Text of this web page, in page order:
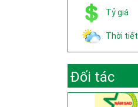
Tỷ giá
Thời tiết
Đối tác